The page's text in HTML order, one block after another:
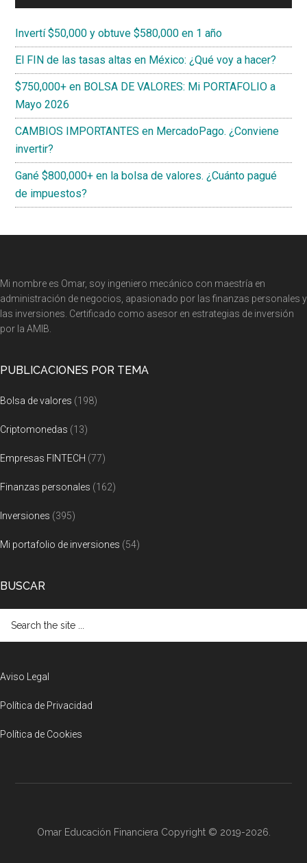
Invertí $50,000 y obtuve $580,000 en 1 año
El FIN de las tasas altas en México: ¿Qué voy a hacer?
$750,000+ en BOLSA DE VALORES: Mi PORTAFOLIO a
Mayo 2026
CAMBIOS IMPORTANTES en MercadoPago. ¿Conviene
invertir?
Gané $800,000+ en la bolsa de valores. ¿Cuánto pagué
de impuestos?
Footer
Mi nombre es Omar, soy ingeniero mecánico con maestría en
administración de negocios, apasionado por las finanzas personales y
las inversiones. Certificado como asesor en estrategias de inversión
por la AMIB.
PUBLICACIONES POR TEMA
Bolsa de valores (198)
Criptomonedas (13)
Empresas FINTECH (77)
Finanzas personales (162)
Inversiones (395)
Mi portafolio de inversiones (54)
BUSCAR
the
Aviso Legal
Política de Privacidad
Política de Cookies
Omar Educación Financiera Copyright © 2019-2026.